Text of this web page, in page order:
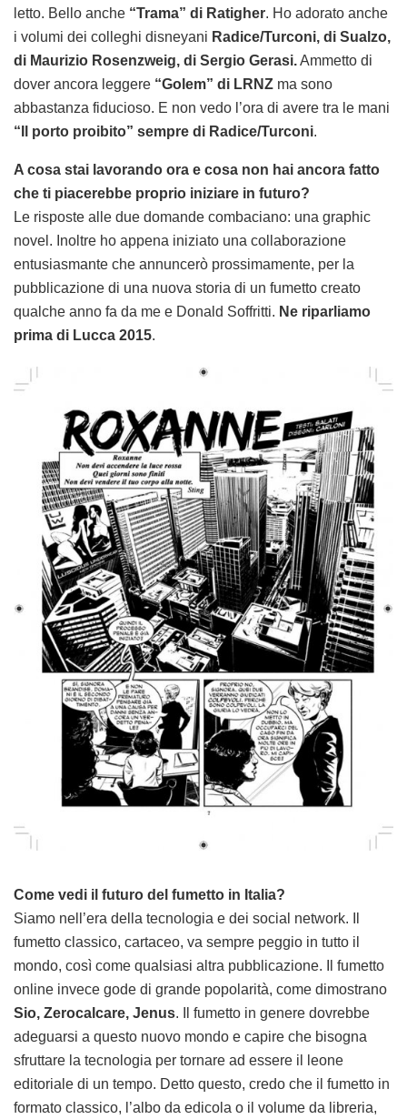
letto. Bello anche “Trama” di Ratigher. Ho adorato anche
i volumi dei colleghi disneyani Radice/Turconi, di Sualzo,
di Maurizio Rosenzweig, di Sergio Gerasi.Ammetto di
dover ancora leggere “Golem” di LRNZ ma sono
abbastanza fiducioso. E non vedo l’ora di avere tra le mani
“Il porto proibito” sempre di Radice/Turconi.
A cosa stai lavorando ora e cosa non hai ancora fatto
che ti piacerebbe proprio iniziare in futuro?
Le risposte alle due domande combaciano: una graphic
novel. Inoltre ho appena iniziato una collaborazione
entusiasmante che annuncerò prossimamente, per la
pubblicazione di una nuova storia di un fumetto creato
qualche anno fa da me e Donald Soffritti. Ne riparliamo
prima di Lucca 2015.
Come vedi il futuro del fumetto in Italia?
Siamo nell’era della tecnologia e dei social network. Il
fumetto classico, cartaceo, va sempre peggio in tutto il
mondo, così come qualsiasi altra pubblicazione. Il fumetto
online invece gode di grande popolarità, come dimostrano
Sio, Zerocalcare, Jenus. Il fumetto in genere dovrebbe
adeguarsi a questo nuovo mondo e capire che bisogna
sfruttare la tecnologia per tornare ad essere il leone
editoriale di un tempo. Detto questo, credo che il fumetto in
formato classico, l’albo da edicola o il volume da libreria,